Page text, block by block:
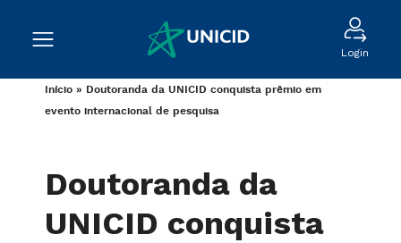
Login
Início » Doutoranda da UNICID conquista prêmio em
evento internacional de pesquisa
Doutoranda da
UNICID conquista